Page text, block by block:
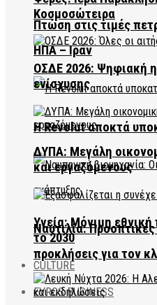
Πτώση στις τιμές
ΗΠΑ – Ιράν
Η Revolut αποκτά
Ναυτιλία:
προκλήσεις για τον
EVROS BUSINESS
Κοσμοσώτειρα
ΟΣΔΕ 2026: Ψηφιακή
ενίσχυσης
ΔΥΠΑ: Μεγάλη
και εργαζόμενους
Υγεία: Μόνιμη
το 2030
CULTURE